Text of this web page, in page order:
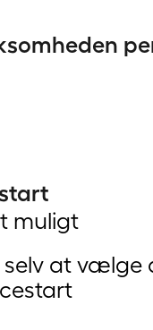
muligt
at vælge